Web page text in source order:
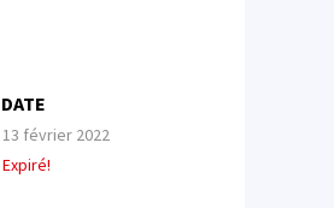
DATE
13 février 2022
Expiré!